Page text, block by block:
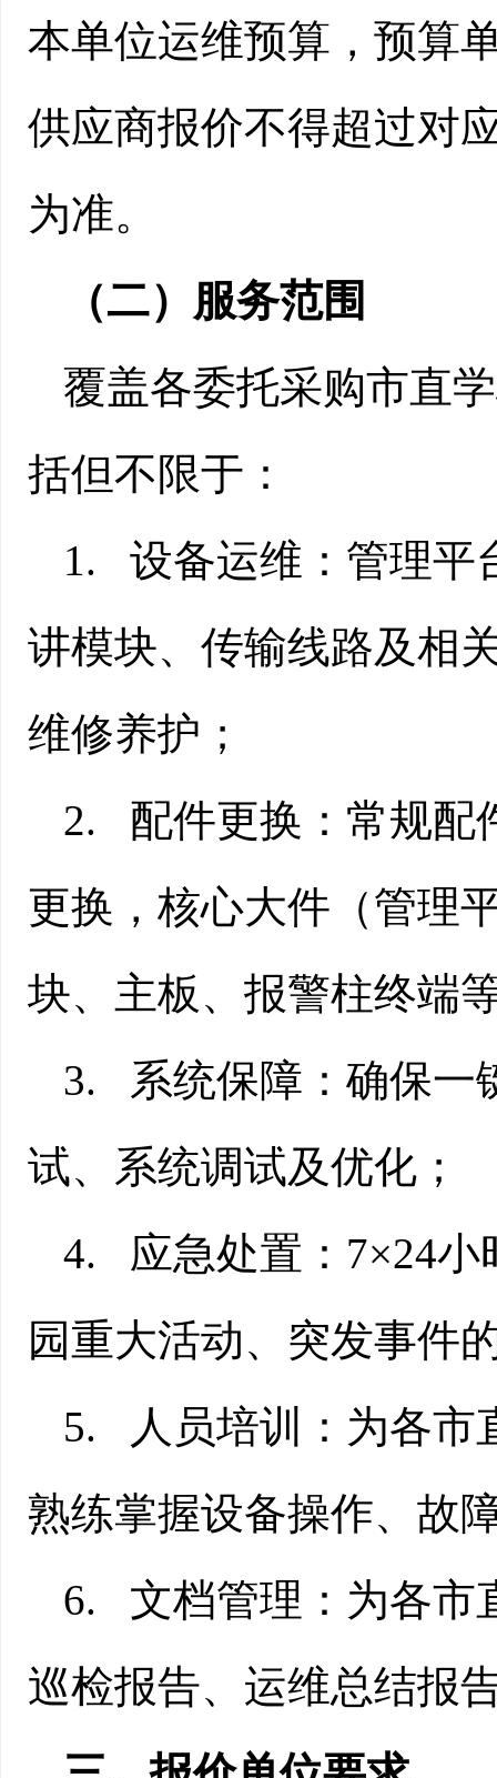
本单位运维预算，预算
供应商报价不得超过对
为准。
（二） 服务范围
覆盖各委托采购市直
括但不限于：
1. 设备运维：管理平
讲模块、传输线路及相
维修养护；
2. 配件更换：常规配
更换，核心大件（管理
块、主板、报警柱终端
3. 系统保障：确保一
试、系统调试及优化；
4. 应急处置： 7×24小
园重大活动、突发事件
5.
人员培训：为各
熟练掌握设备操作、故
6. 文档管理：为各市
巡检报告、运维总结报